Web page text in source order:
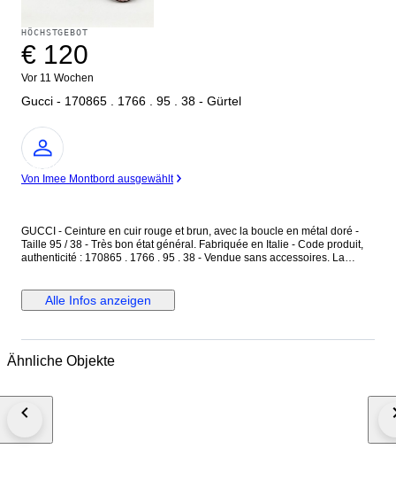
HÖCHSTGEBOT
€ 120
Vor 11 Wochen
Gucci - 170865 . 1766 . 95 . 38 - Gürtel
Experte
Von Imee Montbord ausgewählt
GUCCI - Ceinture en cuir rouge et brun, avec la boucle en métal doré -
Taille 95 / 38 - Très bon état général. Fabriquée en Italie - Code produit,
authenticité : 170865 . 1766 . 95 . 38 - Vendue sans accessoires. La
et toile tressée de couleur rose. Dimensions : Longueur totale 98 cm -
Largeur du cuir 4 cm - Boucle en métal doré : 6,5 cm x 6,5 cm. La ceinture
ceinture a déjà été portée, en très bon état général.
Alle Infos anzeigen
Ähnliche Objekte